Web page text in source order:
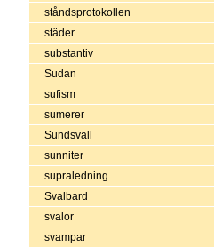
ståndsprotokollen
städer
substantiv
Sudan
sufism
sumerer
Sundsvall
sunniter
supraledning
Svalbard
svalor
svampar